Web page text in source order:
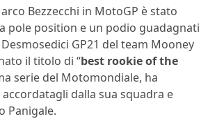
Bezzecchi in MotoGP è stato
pole position e un podio guadagnati
GP21 del team Mooney
il titolo di “best rookie of the
serie del Motomondiale, ha
dalla sua squadra e
Panigale.